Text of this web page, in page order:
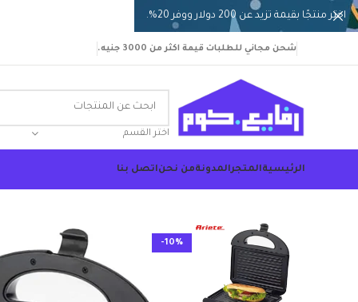
شحن مجاني للطلبات قيمة اكثر من 3000 جنيه.
اختر القسم
الرئيسيةالمتجرالمدونةمن نحناتصل بنا
-10%
اختر منتجًا بقيمة تزيد عن 200 دولار ووفر 20%.